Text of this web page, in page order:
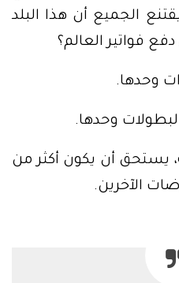
يقتنع الجميع أن هذا البلد
فواتير العالم؟
وحدها.
وحدها.
يستحق أن يكون أكثر من
الآخرين.